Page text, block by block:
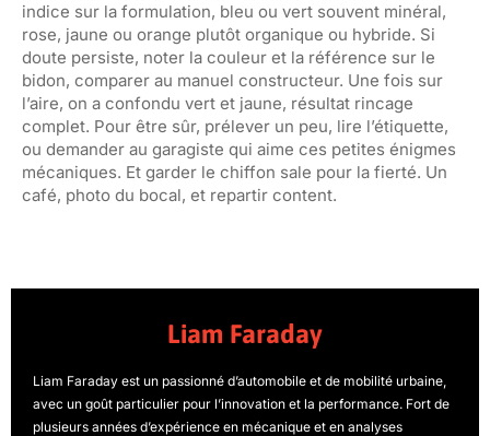
indice sur la formulation, bleu ou vert souvent minéral,
rose, jaune ou orange plutôt organique ou hybride. Si
doute persiste, noter la couleur et la référence sur le
bidon, comparer au manuel constructeur. Une fois sur
l’aire, on a confondu vert et jaune, résultat rincage
complet. Pour être sûr, prélever un peu, lire l’étiquette,
ou demander au garagiste qui aime ces petites énigmes
mécaniques. Et garder le chiffon sale pour la fierté. Un
café, photo du bocal, et repartir content.
Liam Faraday
Liam Faraday est un passionné d’automobile et de mobilité urbaine,
avec un goût particulier pour l’innovation et la performance. Fort de
plusieurs années d’expérience en mécanique et en analyses